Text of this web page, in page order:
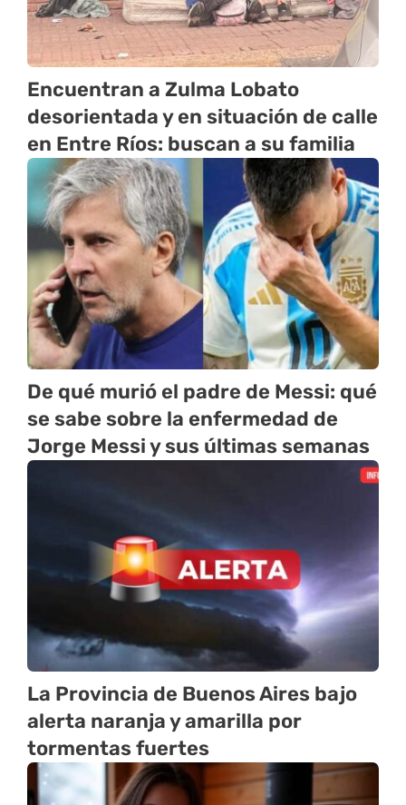
Encuentran a Zulma Lobato
desorientada y en situación de calle
en Entre Ríos: buscan a su familia
De qué murió el padre de Messi: qué
se sabe sobre la enfermedad de
Jorge Messi y sus últimas semanas
La Provincia de Buenos Aires bajo
alerta naranja y amarilla por
tormentas fuertes